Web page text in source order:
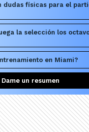
dudas físicas para el
la selección los
en Miami?
Dame un resumen